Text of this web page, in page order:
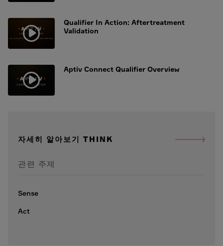
Qualifier In Action: Aftertreatment
Validation
Aptiv Connect Qualifier Overview
자세히 알아보기 THINK
관련 주제
Sense
Act